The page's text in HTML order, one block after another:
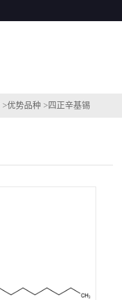
>优势品种 > 四正辛基锡